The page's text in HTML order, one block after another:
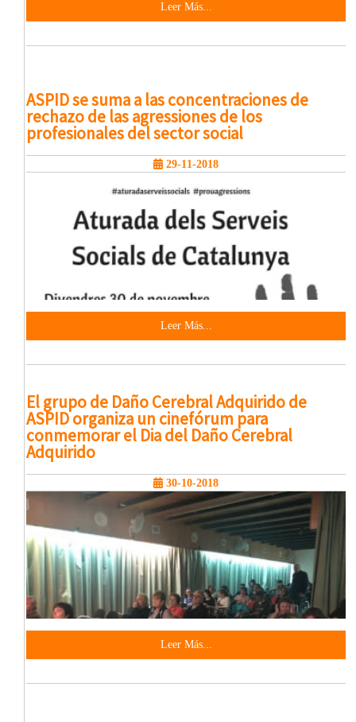
Leer Más...
ASPID se suma a las concentraciones de
rechazo de las agressiones de los
profesionales del sector social
29-11-2018
Leer Más...
El grupo de Daño Cerebral Adquirido de
ASPID organiza un cinefórum para
conmemorar el Dia del Daño Cerebral
Adquirido
30-10-2018
Leer Más...